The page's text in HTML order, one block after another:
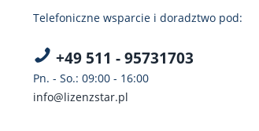
Telefoniczne wsparcie i doradztwo pod:
+49 511 - 95731703
Pn. - So.: 09:00 - 16:00
info@lizenzstar.pl